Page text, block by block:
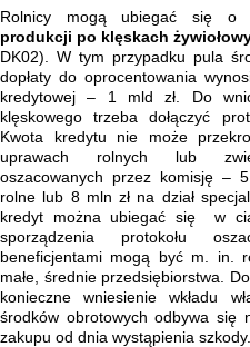
Rolnicy mogą ubiegać się o
produkcji po klęskach
DK02). W tym przypadku pula
dopłaty do oprocentowania
kredytowej – 1 mld zł. Do
klęskowego trzeba dołączyć
Kwota kredytu nie może
uprawach rolnych lub
oszacowanych przez komisję –
rolne lub 8 mln zł na dział
kredyt można ubiegać się w
sporządzenia protokołu
beneficjentami mogą być m. in.
małe, średnie przedsiębiorstwa.
konieczne wniesienie wkładu
środków obrotowych odbywa się
zakupu od dnia wystąpienia szkody.